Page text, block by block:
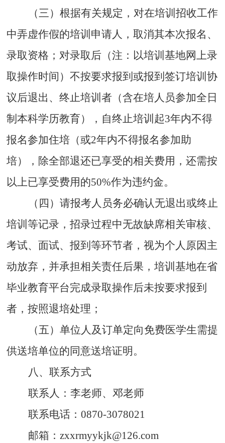
（三）根据有关规定，对在培训招收工作
中弄虚作假的培训申请人，取消其本次报名、
录取资格；对录取后（注：以培训基地网上录
取操作时间）不按要求报到或报到签订培训协
议后退出、终止培训者（含在培人员参加全日
制本科学历教育），自终止培训起3年内不得
报名参加住培（或2年内不得报名参加助
培），除全部退还已享受的相关费用，还需按
以上已享受费用的50%作为违约金。
（四）请报考人员务必确认无退出或终止
培训等记录，招录过程中无故缺席相关审核、
考试、面试、报到等环节者，视为个人原因主
动放弃，并承担相关责任后果，培训基地在省
毕业教育平台完成录取操作后未按要求报到
者，按照退培处理；
（五）单位人及订单定向免费医学生需提
供送培单位的同意送培证明。
八、联系方式
联系人：李老师、邓老师
联系电话：0870-3078021
邮箱：zxxrmyykjk@126.com